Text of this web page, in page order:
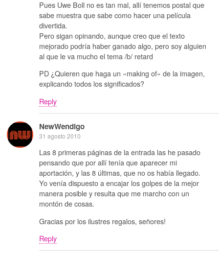
Pues Uwe Boll no es tan mal, allí tenemos postal que
sabe muestra que sabe como hacer una película
divertida.
Pero sigan opinando, aunque creo que el texto
mejorado podría haber ganado algo, pero soy alguien
al que le va mucho el tema /b/ retard
PD ¿Quieren que haga un «making of» de la imagen,
explicando todos los significados?
Reply
NewWendigo
31 agosto 2010
Las 8 primeras páginas de la entrada las he pasado
pensando que por allí tenía que aparecer mi
aportación, y las 8 últimas, que no os había llegado.
Yo venía dispuesto a encajar los golpes de la mejor
manera posible y resulta que me marcho con un
montón de cosas.
Gracias por los ilustres regalos, señores!
Reply